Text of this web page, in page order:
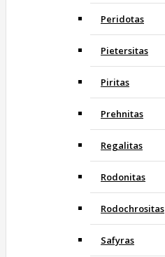
Peridotas
Pietersitas
Piritas
Prehnitas
Regalitas
Rodonitas
Rodochrositas
Safyras